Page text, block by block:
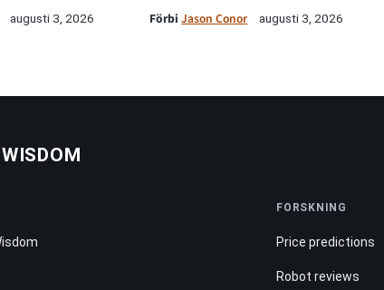
augusti 3, 2026 FörbiJason Conor augusti 3, 2026
WISDOM
FORSKNING
Price predictions
Robot reviews